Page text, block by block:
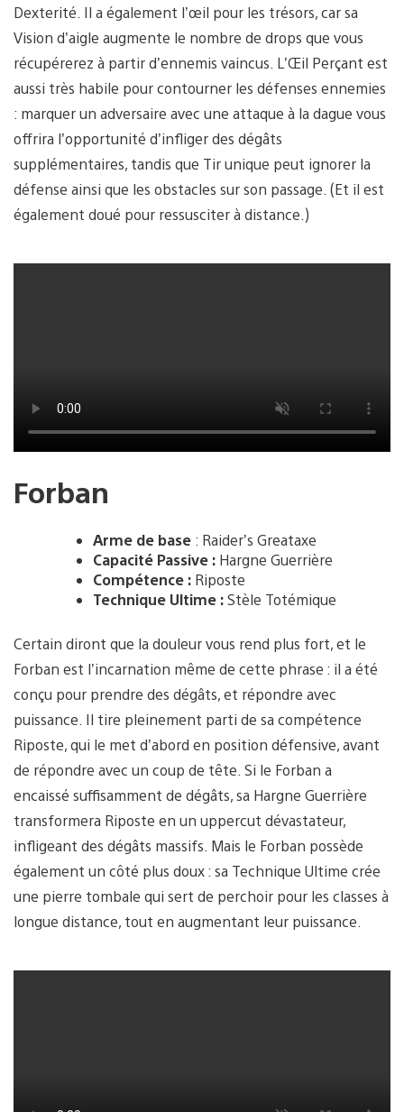
Dexterité. Il a également l’œil pour les trésors, car sa
Vision d’aigle augmente le nombre de drops que vous
récupérerez à partir d’ennemis vaincus. L’Œil Perçant est
aussi très habile pour contourner les défenses ennemies
: marquer un adversaire avec une attaque à la dague vous
offrira l’opportunité d’infliger des dégâts
supplémentaires, tandis que Tir unique peut ignorer la
défense ainsi que les obstacles sur son passage. (Et il est
également doué pour ressusciter à distance.)
Forban
Arme de base : Raider’s Greataxe
Capacité Passive : Hargne Guerrière
Compétence : Riposte
Technique Ultime :Stèle Totémique
Certain diront que la douleur vous rend plus fort, et le
Forban est l’incarnation même de cette phrase : il a été
conçu pour prendre des dégâts, et répondre avec
puissance. Il tire pleinement parti de sa compétence
Riposte, qui le met d’abord en position défensive, avant
de répondre avec un coup de tête. Si le Forban a
encaissé suffisamment de dégâts, sa Hargne Guerrière
transformera Riposte en un uppercut dévastateur,
infligeant des dégâts massifs. Mais le Forban possède
également un côté plus doux : sa Technique Ultime crée
une pierre tombale qui sert de perchoir pour les classes à
longue distance, tout en augmentant leur puissance.